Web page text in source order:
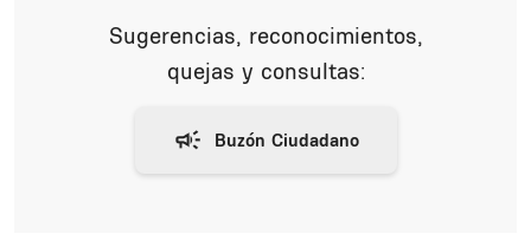
Sugerencias, reconocimientos,
quejas y consultas: